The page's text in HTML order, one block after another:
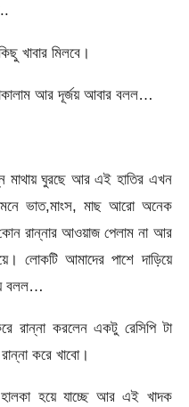
খাবার মিলবে।
আর দূর্জয় আবার বলল…
মাথায় ঘুরছে আর এই হাতির এখন
ভাত,মাংস, মাছ আরো অনেক
রান্নার আওয়াজ পেলাম না আর
লোকটি আমাদের পাশে দাড়িয়ে
বলল…
রান্না করলেন একটু রেসিপি টা
করে খাবো।
হয়ে যাচ্ছে আর এই খাদক